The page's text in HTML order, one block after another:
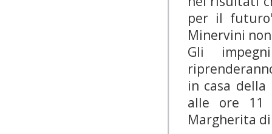
per il
Minervini
Gli
in casa
alle ore
Margherita